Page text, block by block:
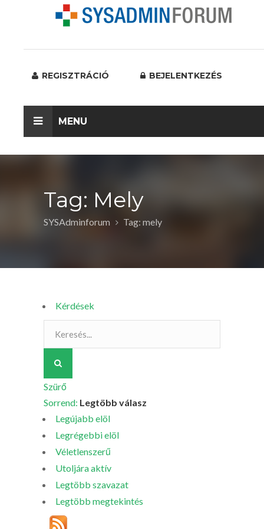
REGISZTRÁCIÓ BEJELENTKEZÉS
MENU
Tag: Mely
SYSAdminforum Tag: mely
Kérdések
Szürő
Sorrend: Legtöbb válasz
Legújabb elöl
Legrégebbi elöl
Véletlenszerű
Utoljára aktív
Legtöbb szavazat
Legtöbb megtekintés